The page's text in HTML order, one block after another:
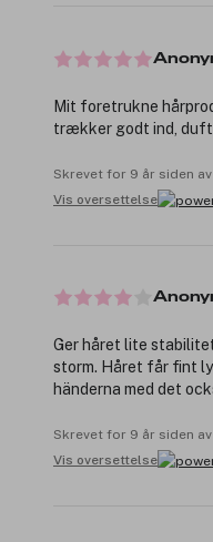
Mit foretrukne
trækker godt ind,
Skrevet for 9 år siden
Vis oversettelse
Ger håret lite
storm. Håret får fint
händerna med det
Skrevet for 9 år siden
Vis oversettelse